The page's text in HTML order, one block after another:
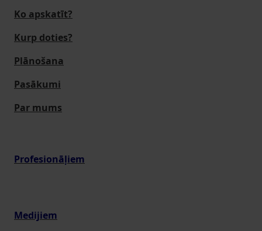
Ko apskatīt?
Kurp doties?
Plānošana
Pasākumi
Par mums
Profesionāļiem
Medijiem